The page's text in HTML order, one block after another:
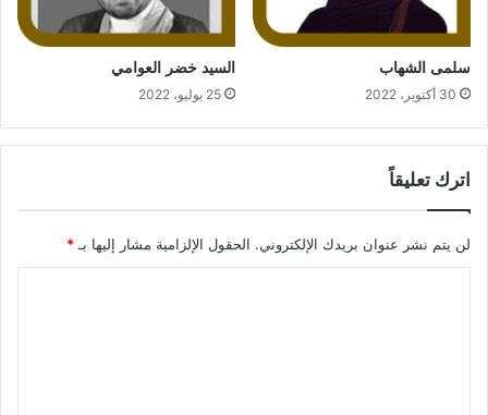
سلمى الشهاب
30 أكتوبر، 2022
السيد خضر العوامي
25 يوليو، 2022
اترك تعليقاً
لن يتم نشر عنوان بريدك الإلكتروني. الحقول الإلزامية مشار إليها بـ*